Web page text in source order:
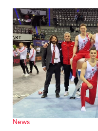
News
Team-Top-5 und